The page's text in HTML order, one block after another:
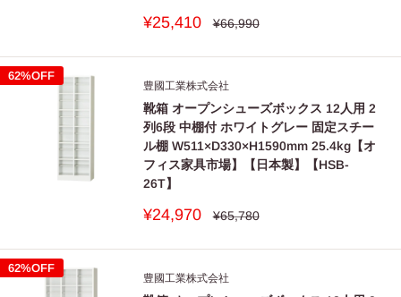
本体、棚板、引出しの上に乗らないでください。
壊れたり、転倒したりして重大なケガをすることがありま
す。
上段の扉や引出しを開いたまま着替えや作業をしないでく
ださい。
立ち上がった際に上段の扉や引出しでケガをすることがあ
ります。
製品を積み重ねる場合は上下連結を行ってください。
ないと転倒しケガをすることがあります。
ボルトやネジがゆるんだまま使用しないでください。
販
価
¥25,410
通
格
¥66,990
62%OFF
豊國工業株式会社
靴箱 オープンシューズボックス 12人用 2
列6段 中棚付 ホワイトグレー 固定スチー
ル棚 W511×D330×H1590mm 25.4kg【オ
フィス家具市場】【日本製】【HSB-
26T】
販
価
¥24,970
通
格
¥65,780
62%OFF
豊國工業株式会社